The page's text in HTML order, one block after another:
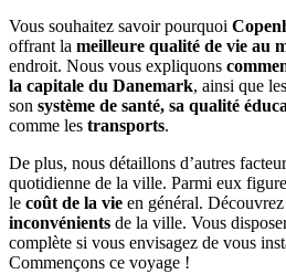
Vous souhaitez savoir pourquoi
offrant la meilleure qualité de vie au
endroit. Nous vous expliquons
la capitale du Danemark, ainsi que
son système de santé, sa qualité
comme les transports.
De plus, nous détaillons d’autres
quotidienne de la ville. Parmi eux
le coût de la vie en général.
inconvénients de la ville. Vous
complète si vous envisagez de vous
Commençons ce voyage !